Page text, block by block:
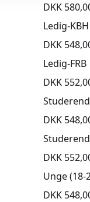
DKK
Ledig-KBH
DKK
Ledig-FRB
DKK
DKK
DKK
Unge (18-
DKK